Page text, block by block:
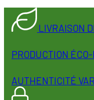
LIVRAISON
PRODUCTION
AUTHENTICITÉ